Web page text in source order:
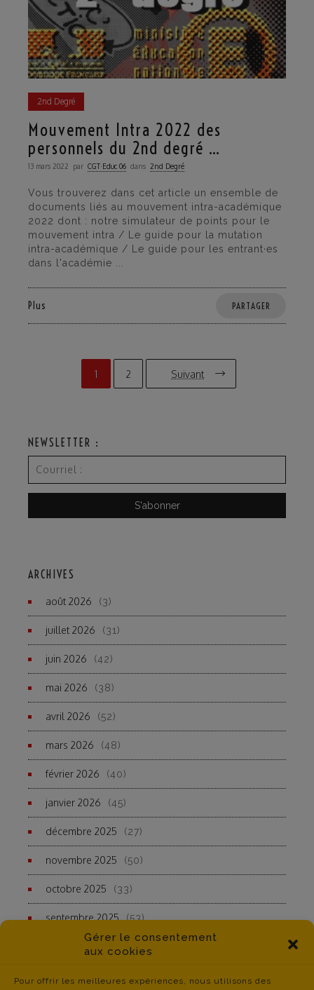
Gérer le consentement
aux cookies
Pour offrir les meilleures expériences, nous utilisons des
2nd Degré
Mouvement Intra 2022 des
personnels du 2nd degré …
13 mars 2022 par CGT·Educ 06 dans 2nd Degré
Vous trouverez dans cet article un ensemble de
documents liés au mouvement intra-académique
2022 dont : notre simulateur de points pour le
mouvement intra / Le guide pour la mutation
intra-académique / Le guide pour les entrant·es
dans l'académie ...
Plus PARTAGER
1 2 Suivant
NEWSLETTER :
ARCHIVES
août 2026 (3)
juillet 2026 (31)
juin 2026 (42)
mai 2026 (38)
avril 2026 (52)
mars 2026 (48)
février 2026 (40)
janvier 2026 (45)
décembre 2025 (27)
novembre 2025 (50)
octobre 2025 (33)
septembre 2025 (53)